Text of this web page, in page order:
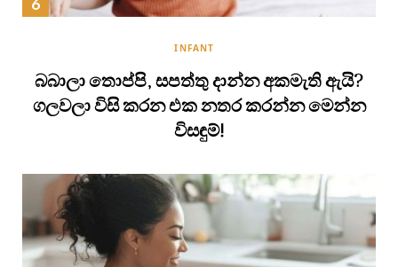
INFANT
බබාලා තොප්පි, සපත්තු දාන්න අකමැති ඇයි?
ගලවලා විසි කරන එක නතර කරන්න මෙන්න
විසඳුම්!